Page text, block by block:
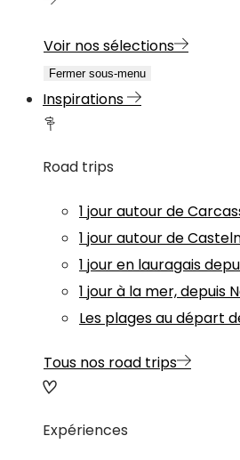
Voir nos sélections
Fermer sous-menu
Inspirations
Road trips
1 jour autour de
1 jour autour de
1 jour en lauragais
1 jour à la mer, depuis
Les plages au départ
Tous nos road trips
Expériences